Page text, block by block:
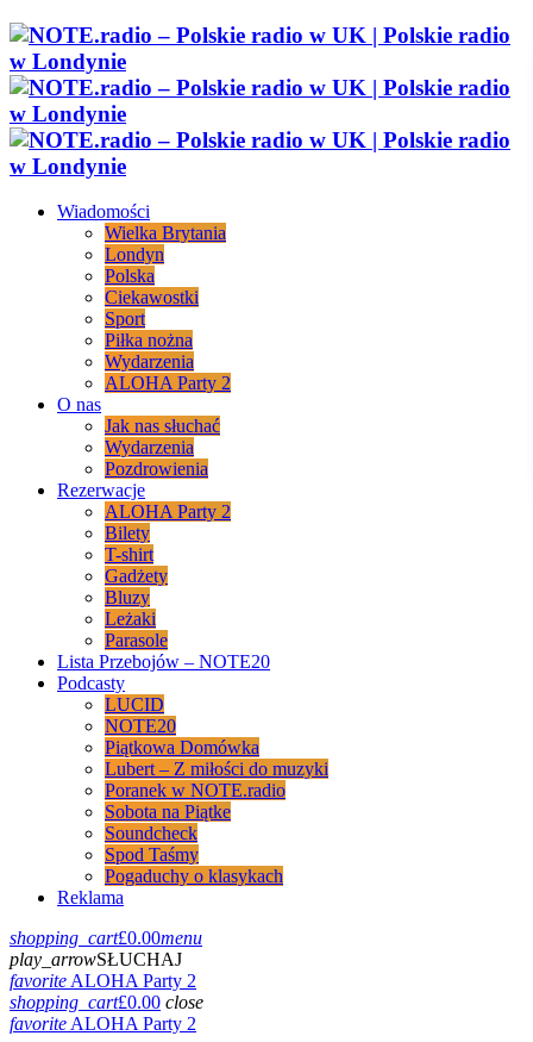
Wiadomości
Wielka Brytania
Londyn
Polska
Ciekawostki
Sport
Piłka nożna
Wydarzenia
ALOHA Party 2
O nas
Jak nas słuchać
Wydarzenia
Pozdrowienia
Rezerwacje
ALOHA Party 2
Bilety
T-shirt
Gadżety
Bluzy
Leżaki
Parasole
Lista Przebojów – NOTE20
Podcasty
LUCID
NOTE20
Piątkowa Domówka
Lubert – Z miłości do muzyki
Poranek w NOTE.radio
Sobota na Piątke
Soundcheck
Spod Taśmy
Pogaduchy o klasykach
Reklama
shopping_cart£0.00menu
play_arrowSŁUCHAJ
favoriteALOHA Party 2
shopping_cart£0.00 close
favoriteALOHA Party 2